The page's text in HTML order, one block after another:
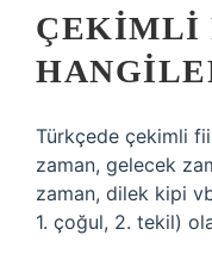
ÇEKIMLI
Türkçede çekimli
zaman, gelecek
zaman, dilek kipi
1. çoğul, 2. tekil)